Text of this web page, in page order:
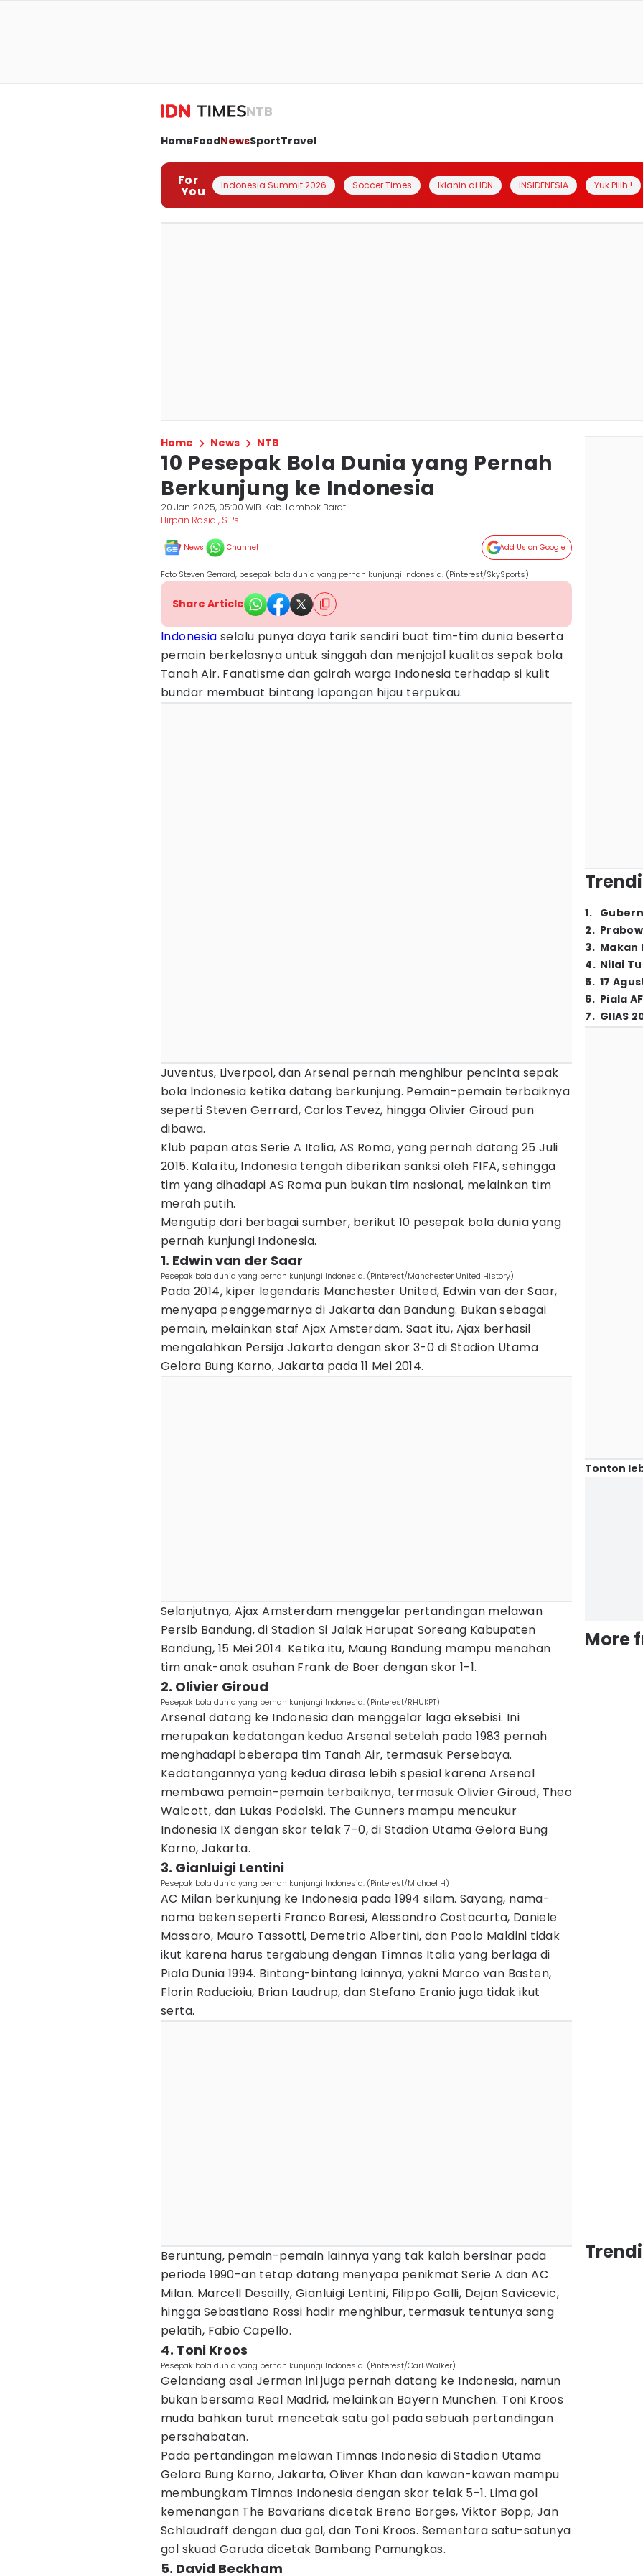
NTB
HomeFoodNewsSportTravel
For
You Indonesia Summit 2026 Soccer Times Iklanin di IDN INSIDENESIA Yuk Pilih !
Home News NTB
10 Pesepak Bola Dunia yang Pernah
Berkunjung ke Indonesia
20 Jan 2025, 05:00 WIB Kab. Lombok Barat
Hirpan Rosidi, S.Psi
News Channel Add Us on Google
Foto Steven Gerrard, pesepak bola dunia yang pernah kunjungi Indonesia. (Pinterest/SkySports)
Share Article
Indonesia selalu punya daya tarik sendiri buat tim-tim dunia beserta
pemain berkelasnya untuk singgah dan menjajal kualitas sepak bola
Tanah Air. Fanatisme dan gairah warga Indonesia terhadap si kulit
bundar membuat bintang lapangan hijau terpukau.
Juventus, Liverpool, dan Arsenal pernah menghibur pencinta sepak
bola Indonesia ketika datang berkunjung. Pemain-pemain terbaiknya
seperti Steven Gerrard, Carlos Tevez, hingga Olivier Giroud pun
dibawa.
Klub papan atas Serie A Italia, AS Roma, yang pernah datang 25 Juli
2015. Kala itu, Indonesia tengah diberikan sanksi oleh FIFA, sehingga
tim yang dihadapi AS Roma pun bukan tim nasional, melainkan tim
merah putih.
Mengutip dari berbagai sumber, berikut 10 pesepak bola dunia yang
pernah kunjungi Indonesia.
1. Edwin van der Saar
Pesepak bola dunia yang pernah kunjungi Indonesia. (Pinterest/Manchester United History)
Pada 2014, kiper legendaris Manchester United, Edwin van der Saar,
menyapa penggemarnya di Jakarta dan Bandung. Bukan sebagai
pemain, melainkan staf Ajax Amsterdam. Saat itu, Ajax berhasil
mengalahkan Persija Jakarta dengan skor 3-0 di Stadion Utama
Gelora Bung Karno, Jakarta pada 11 Mei 2014.
Selanjutnya, Ajax Amsterdam menggelar pertandingan melawan
Persib Bandung, di Stadion Si Jalak Harupat Soreang Kabupaten
Bandung, 15 Mei 2014. Ketika itu, Maung Bandung mampu menahan
tim anak-anak asuhan Frank de Boer dengan skor 1-1.
2. Olivier Giroud
Pesepak bola dunia yang pernah kunjungi Indonesia. (Pinterest/RHUKPT)
Arsenal datang ke Indonesia dan menggelar laga eksebisi. Ini
merupakan kedatangan kedua Arsenal setelah pada 1983 pernah
menghadapi beberapa tim Tanah Air, termasuk Persebaya.
Kedatangannya yang kedua dirasa lebih spesial karena Arsenal
membawa pemain-pemain terbaiknya, termasuk Olivier Giroud, Theo
Walcott, dan Lukas Podolski. The Gunners mampu mencukur
Indonesia IX dengan skor telak 7-0, di Stadion Utama Gelora Bung
Karno, Jakarta.
3. Gianluigi Lentini
Pesepak bola dunia yang pernah kunjungi Indonesia. (Pinterest/Michael H)
AC Milan berkunjung ke Indonesia pada 1994 silam. Sayang, nama-
nama beken seperti Franco Baresi, Alessandro Costacurta, Daniele
Massaro, Mauro Tassotti, Demetrio Albertini, dan Paolo Maldini tidak
ikut karena harus tergabung dengan Timnas Italia yang berlaga di
Piala Dunia 1994. Bintang-bintang lainnya, yakni Marco van Basten,
Florin Raducioiu, Brian Laudrup, dan Stefano Eranio juga tidak ikut
serta.
Beruntung, pemain-pemain lainnya yang tak kalah bersinar pada
periode 1990-an tetap datang menyapa penikmat Serie A dan AC
Milan. Marcell Desailly, Gianluigi Lentini, Filippo Galli, Dejan Savicevic,
hingga Sebastiano Rossi hadir menghibur, termasuk tentunya sang
pelatih, Fabio Capello.
4. Toni Kroos
Pesepak bola dunia yang pernah kunjungi Indonesia. (Pinterest/Carl Walker)
Gelandang asal Jerman ini juga pernah datang ke Indonesia, namun
bukan bersama Real Madrid, melainkan Bayern Munchen. Toni Kroos
muda bahkan turut mencetak satu gol pada sebuah pertandingan
persahabatan.
Pada pertandingan melawan Timnas Indonesia di Stadion Utama
Gelora Bung Karno, Jakarta, Oliver Khan dan kawan-kawan mampu
membungkam Timnas Indonesia dengan skor telak 5-1. Lima gol
kemenangan The Bavarians dicetak Breno Borges, Viktor Bopp, Jan
Schlaudraff dengan dua gol, dan Toni Kroos. Sementara satu-satunya
gol skuad Garuda dicetak Bambang Pamungkas.
5. David Beckham
1.
2.
3. Makan
4. Nilai
5. 17
6. Piala
7. GIIAS
Tonton
More